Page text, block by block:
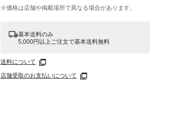
※価格は​店舗や​掲載場所で​異なる​場合が​あります。
基本送料のみ
5,000円以上ご注文で基本送料無料
送料について
店舗受取のお支払いについて